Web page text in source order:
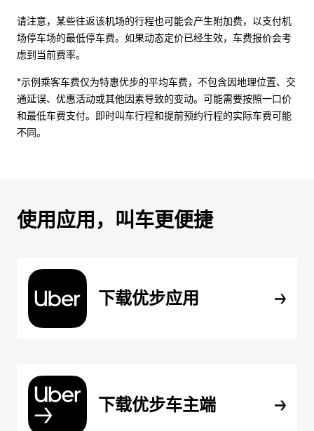
请注意，某些往返该机场的行程也可能会产生附加费，以支付机
场停车场的最低停车费。如果动态定价已经生效，车费报价会考
虑到当前费率。
*示例乘客车费仅为特惠优步的平均车费，不包含因地理位置、交
通延误、优惠活动或其他因素导致的变动。可能需要按照一口价
和最低车费支付。即时叫车行程和提前预约行程的实际车费可能
不同。
使用应用，叫车更便捷
下载优步应用
下载优步车主端